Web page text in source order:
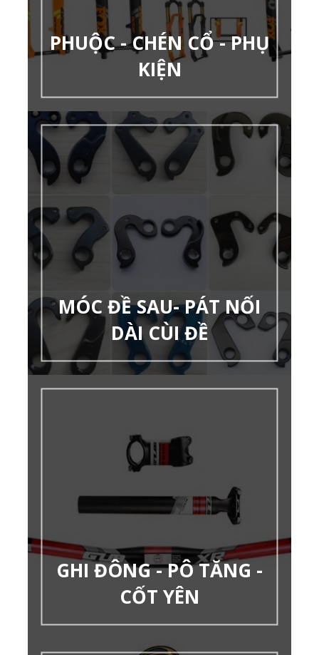
PHUỘC - CHÉN CỔ - PHỤ
KIỆN
MÓC ĐỀ SAU- PÁT NỐI
DÀI CÙI ĐỀ
GHI ĐÔNG - PÔ TĂNG -
CỐT YÊN